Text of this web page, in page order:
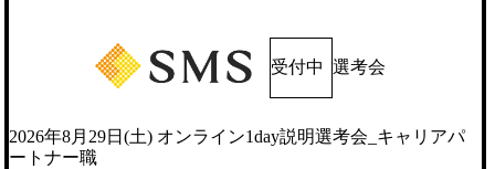
受付中 選考会
2026年8月29日(土) オンライン1day説明選考会_キャリアパ
ートナー職